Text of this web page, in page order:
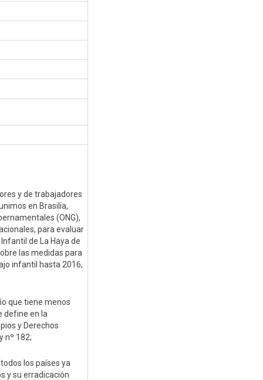
y de trabajadores
en Brasilia,
(ONG),
para evaluar
de La Haya de
las medidas para
infantil hasta 2016,
que tiene menos
define en la
y Derechos
nº 182;
los países ya
y su erradicación